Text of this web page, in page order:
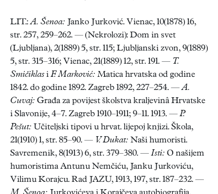
LIT.:A. Šenoa: Janko Jurković. Vienac, 10(1878) 16,
str. 257, 259–262. — (Nekrolozi): Dom in svet
(Ljubljana), 2(1889) 5, str. 115; Ljubljanski zvon, 9(1889)
5, str. 315–316; Vienac, 21(1889) 12, str. 191. — T.
Smičiklas i F. Marković: Matica hrvatska od godine
1842. do godine 1892. Zagreb 1892, 227–254. —A.
Cuvaj: Građa za povijest školstva kraljevinâ Hrvatske
i Slavonije, 4–7. Zagreb 1910–1911; 9–11. 1913. — P.
Pešut: Učiteljski tipovi u hrvat. lijepoj knjizi. Škola,
21(1910) 1, str. 85–90. — V. Dukat: Naši humoristi.
Savremenik, 8(1913) 6, str. 379–380. — Isti: O našijem
humoristima Antunu Nemčiću, Janku Jurkoviću,
Vilimu Korajcu. Rad JAZU, 1913, 197, str. 187–232. —